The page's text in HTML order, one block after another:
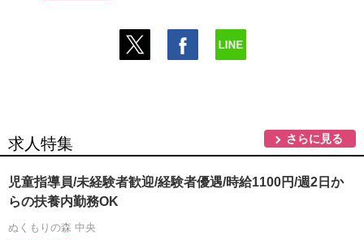
求人特集 さらに見る
児童指導員/未経験者歓迎/経験者優遇/時給1100円/週2日か
らの扶養内勤務OK
ぬくもりの森 中央